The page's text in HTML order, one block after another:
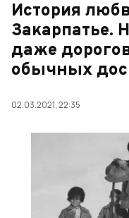
История
Закарпатье.
даже
обычных
02.03.2021, 22:35